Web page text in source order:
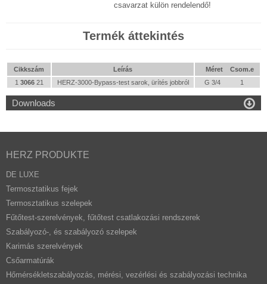
csavarzat külön rendelendő!
Termék áttekintés
Cikkszám Leírás Méret
Csom.e
1 306621 HERZ-3000-Bypass-test sarok, ürítés jobbról G 3/4 1
Downloads 
HERZ PRODUKTE
DE LUXE
Termosztatikus fejek
Termosztatikus szelepek
Fűtőtest-szerelvények, fűtőtest csatlakozási rendszerek
Szabályozó-, és szabályozó szelepek
Karimás szerelvények
Csőarmatúrák
Hőmérsékletszabályozás, mérési, vezérlési és szabályozási technika